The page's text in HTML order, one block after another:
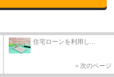
住宅ローンを利用し...
＞次のページ